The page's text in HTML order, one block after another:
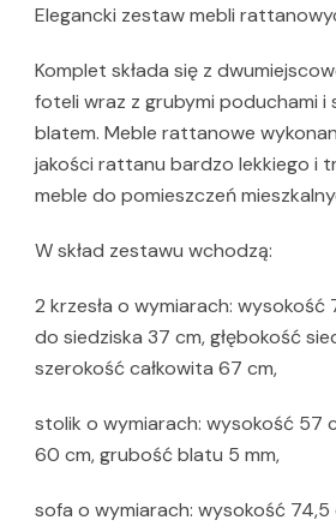
Elegancki zestaw mebli
Komplet składa się z
foteli wraz z grubymi poduchami i
blatem. Meble rattanowe
jakości rattanu bardzo lekkiego i
meble do pomieszczeń
W skład zestawu wchodzą:
2 krzesła o wymiarach: wysokość
do siedziska 37 cm, głębokość
szerokość całkowita 67 cm,
stolik o wymiarach: wysokość 57
60 cm, grubość blatu 5 mm,
sofa o wymiarach: wysokość